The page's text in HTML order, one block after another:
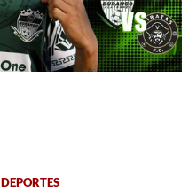
DEPORTES